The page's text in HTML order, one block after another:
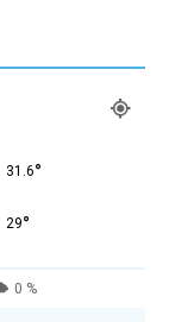
31.6°
29°
0 %